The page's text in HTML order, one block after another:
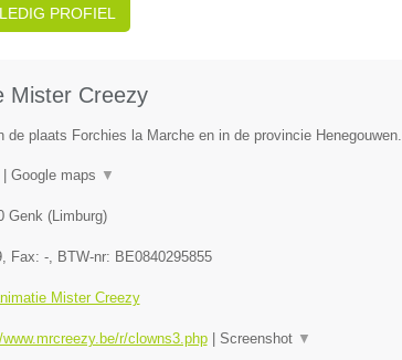
PROFIEL
Mister Creezy
de plaats Forchies la Marche en in de provincie Henegouwen.
Google maps ▼
Genk(Limburg)
, Fax: -, BTW-nr: BE0840295855
Mister Creezy
r/clowns3.php| Screenshot ▼